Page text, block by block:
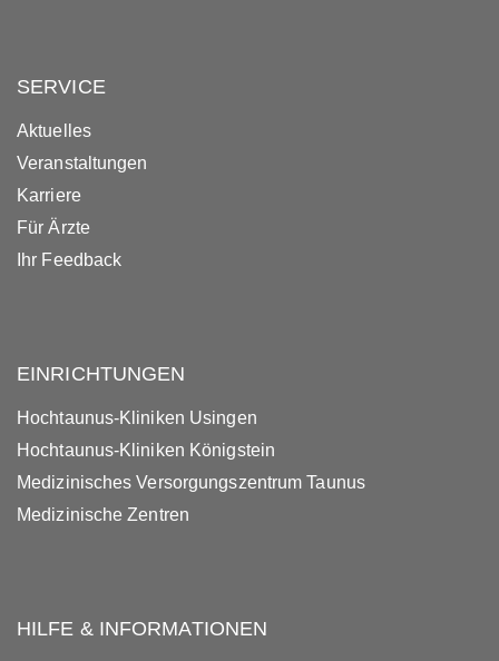
SERVICE
Aktuelles
Veranstaltungen
Karriere
Für Ärzte
Ihr Feedback
EINRICHTUNGEN
Hochtaunus-Kliniken Usingen
Hochtaunus-Kliniken Königstein
Medizinisches Versorgungszentrum Taunus
Medizinische Zentren
HILFE & INFORMATIONEN